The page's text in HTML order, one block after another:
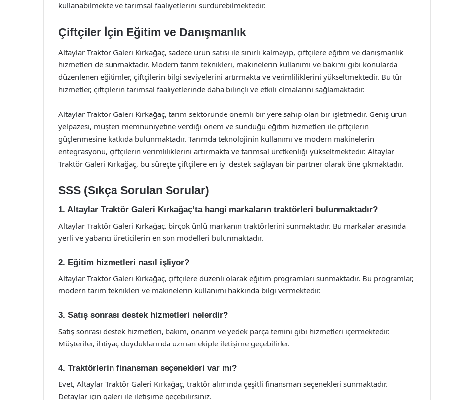
kullanabilmekte ve tarımsal faaliyetlerini sürdürebilmektedir.
Çiftçiler İçin Eğitim ve Danışmanlık
Altaylar Traktör Galeri Kırkağaç, sadece ürün satışı ile sınırlı kalmayıp, çiftçilere eğitim ve danışmanlık
hizmetleri de sunmaktadır. Modern tarım teknikleri, makinelerin kullanımı ve bakımı gibi konularda
düzenlenen eğitimler, çiftçilerin bilgi seviyelerini artırmakta ve verimliliklerini yükseltmektedir. Bu tür
hizmetler, çiftçilerin tarımsal faaliyetlerinde daha bilinçli ve etkili olmalarını sağlamaktadır.
Altaylar Traktör Galeri Kırkağaç, tarım sektöründe önemli bir yere sahip olan bir işletmedir. Geniş ürün
yelpazesi, müşteri memnuniyetine verdiği önem ve sunduğu eğitim hizmetleri ile çiftçilerin
güçlenmesine katkıda bulunmaktadır. Tarımda teknolojinin kullanımı ve modern makinelerin
entegrasyonu, çiftçilerin verimliliklerini artırmakta ve tarımsal üretkenliği yükseltmektedir. Altaylar
Traktör Galeri Kırkağaç, bu süreçte çiftçilere en iyi destek sağlayan bir partner olarak öne çıkmaktadır.
SSS (Sıkça Sorulan Sorular)
1. Altaylar Traktör Galeri Kırkağaç’ta hangi markaların traktörleri bulunmaktadır?
Altaylar Traktör Galeri Kırkağaç, birçok ünlü markanın traktörlerini sunmaktadır. Bu markalar arasında
yerli ve yabancı üreticilerin en son modelleri bulunmaktadır.
2. Eğitim hizmetleri nasıl işliyor?
Altaylar Traktör Galeri Kırkağaç, çiftçilere düzenli olarak eğitim programları sunmaktadır. Bu programlar,
modern tarım teknikleri ve makinelerin kullanımı hakkında bilgi vermektedir.
3. Satış sonrası destek hizmetleri nelerdir?
Satış sonrası destek hizmetleri, bakım, onarım ve yedek parça temini gibi hizmetleri içermektedir.
Müşteriler, ihtiyaç duyduklarında uzman ekiple iletişime geçebilirler.
4. Traktörlerin finansman seçenekleri var mı?
Evet, Altaylar Traktör Galeri Kırkağaç, traktör alımında çeşitli finansman seçenekleri sunmaktadır.
Detaylar için galeri ile iletişime geçebilirsiniz.